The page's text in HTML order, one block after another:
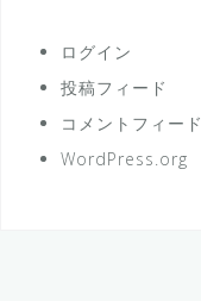
ログイン
投稿フィード
コメントフィード
WordPress.org